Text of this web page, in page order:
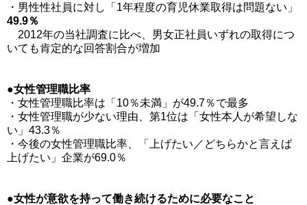
・男性性社員に対し「1年程度の育児休業取得は問題ない」
49.9％
2012年の当社調査に比べ、男女正社員いずれの取得につ
いても肯定的な回答割合が増加
●女性管理職比率
・女性管理職比率は「10％未満」が49.7％で最多
・女性管理職が少ない理由、第1位は「女性本人が希望しな
い」43.3％
・今後の女性管理職比率、「上げたい／どちらかと言えば
上げたい」企業が69.0％
●女性が意欲を持って働き続けるために必要なこと